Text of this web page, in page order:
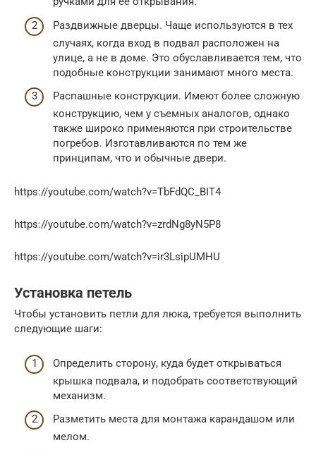
Раздвижные дверцы. Чаще используются в тех
случаях, когда вход в подвал расположен на
улице, а не в доме. Это обуславливается тем, что
подобные конструкции занимают много места.
Распашные конструкции. Имеют более сложную
конструкцию, чем у съемных аналогов, однако
также широко применяются при строительстве
погребов. Изготавливаются по тем же
принципам, что и обычные двери.
https://youtube.com/watch?v=TbFdQC_BIT4
https://youtube.com/watch?v=zrdNg8yN5P8
https://youtube.com/watch?v=ir3LsipUMHU
Установка петель
Чтобы установить петли для люка, требуется выполнить
следующие шаги:
Определить сторону, куда будет открываться
крышка подвала, и подобрать соответствующий
механизм.
Разметить места для монтажа карандашом или
мелом.